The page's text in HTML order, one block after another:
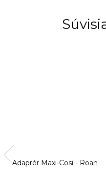
Adaprér Maxi-Cosi - Roan